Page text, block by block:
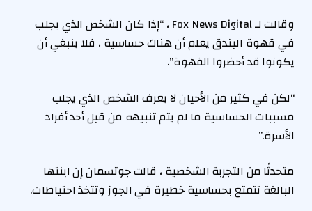
وقالت لـ Fox News Digital ، “إذا كان الشخص الذي يجلب
في قهوة البندق يعلم أن هناك حساسية ، فلا ينبغي أن
يكونوا قد أحضروا القهوة”.
“لكن في كثير من الأحيان لا يعرف الشخص الذي يجلب
مسببات الحساسية ما لم يتم تنبيهه من قبل أحد أفراد
الأسرة.”
متحدثًا من التجربة الشخصية ، قالت جوتسمان إن ابنتها
البالغة تتمتع بحساسية خطيرة في الجوز وتتخذ احتياطات.